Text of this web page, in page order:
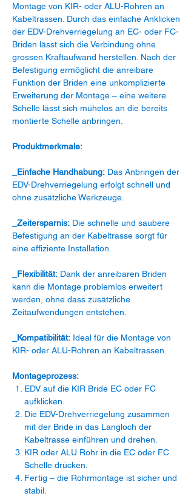
Montage von KIR- oder ALU-Rohren an
Kabeltrassen. Durch das einfache Anklicken
der EDV-Drehverriegelung an EC- oder FC-
Briden lässt sich die Verbindung ohne
grossen Kraftaufwand herstellen. Nach der
Befestigung ermöglicht die anreibare
Funktion der Briden eine unkomplizierte
Erweiterung der Montage – eine weitere
Schelle lässt sich mühelos an die bereits
montierte Schelle anbringen.
Produktmerkmale:
_Einfache Handhabung: Das Anbringen der
EDV-Drehverriegelung erfolgt schnell und
ohne zusätzliche Werkzeuge.
_Zeitersparnis: Die schnelle und saubere
Befestigung an der Kabeltrasse sorgt für
eine effiziente Installation.
_Flexibilität: Dank der anreibaren Briden
kann die Montage problemlos erweitert
werden, ohne dass zusätzliche
Zeitaufwendungen entstehen.
_Kompatibilität: Ideal für die Montage von
KIR- oder ALU-Rohren an Kabeltrassen.
Montageprozess:
EDV auf die KIR Bride EC oder FC
aufklicken.
Die EDV-Drehverriegelung zusammen
mit der Bride in das Langloch der
Kabeltrasse einführen und drehen.
KIR oder ALU Rohr in die EC oder FC
Schelle drücken.
Fertig – die Rohrmontage ist sicher und
stabil.